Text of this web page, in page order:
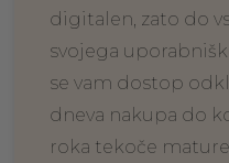
digitalen, zato do
svojega
se vam dostop
dneva nakupa do
roka tekoče